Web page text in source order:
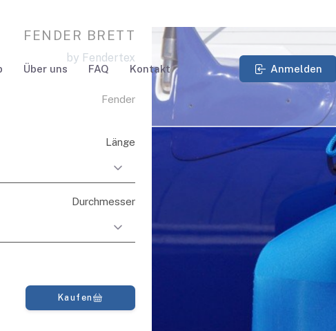
Über uns FAQ Kontakt Anmelden
FENDER BRETT
by Fendertex
Fender
Länge
Durchmesser
Kaufen